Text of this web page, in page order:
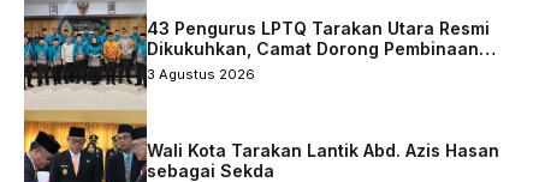
43 Pengurus LPTQ Tarakan Utara Resmi
Dikukuhkan, Camat Dorong Pembinaan
Qurani Berkelanjutan
3 Agustus 2026
Wali Kota Tarakan Lantik Abd. Azis Hasan
sebagai Sekda